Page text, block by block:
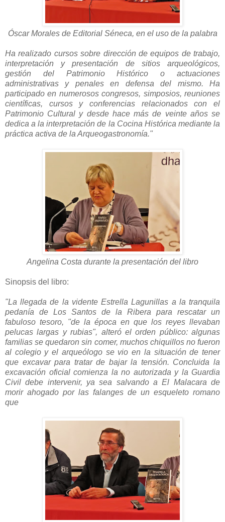
Óscar Morales de Editorial Séneca, en el uso de la palabra
Ha realizado cursos sobre dirección de equipos de trabajo,
interpretación y presentación de sitios arqueológicos,
gestión del Patrimonio Histórico o actuaciones
administrativas y penales en defensa del mismo. Ha
participado en numerosos congresos, simposios, reuniones
científicas, cursos y conferencias relacionados con el
Patrimonio Cultural y desde hace más de veinte años se
dedica a la interpretación de la Cocina Histórica mediante la
práctica activa de la Arqueogastronomía."
Angelina Costa durante la presentación del libro
Sinopsis del libro:
"La llegada de la vidente Estrella Lagunillas a la tranquila
pedanía de Los Santos de la Ribera para rescatar un
fabuloso tesoro, "de la época en que los reyes llevaban
pelucas largas y rubias", alteró el orden público: algunas
familias se quedaron sin comer, muchos chiquillos no fueron
al colegio y el arqueólogo se vio en la situación de tener
que excavar para tratar de bajar la tensión. Concluida la
excavación oficial comienza la no autorizada y la Guardia
Civil debe intervenir, ya sea salvando a El Malacara de
morir ahogado por las falanges de un esqueleto romano
que